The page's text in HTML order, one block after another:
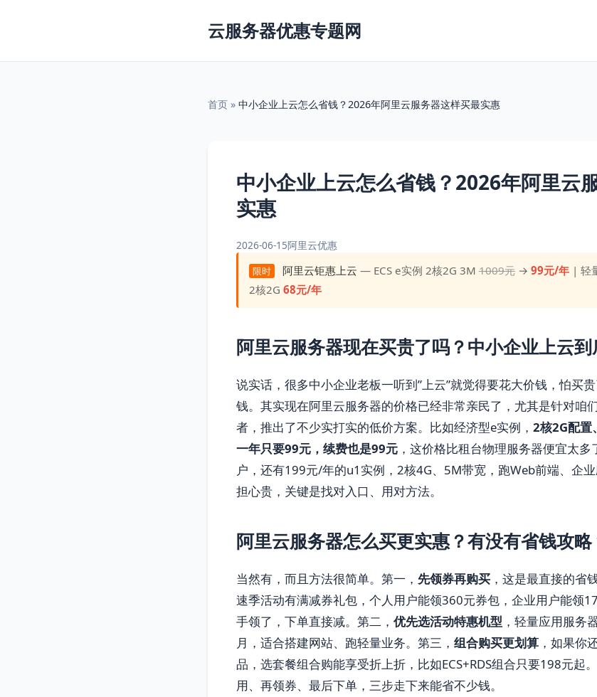
云服务器优惠专题网
首页 » 中小企业上云怎么省钱？2026年阿里云服务器这样买最实惠
中小企业上云怎么省钱？2026年阿里云
实惠
2026-06-15阿里云优惠
限时 阿里云钜惠上云 — ECS e实例 2核2G 3M 1009元→ 99元/年| 轻
2核2G68元/年
阿里云服务器现在买贵了吗？中小企业上云到
说实话，很多中小企业老板一听到”上云”就觉得要花大价钱，怕买
钱。其实现在阿里云服务器的价格已经非常亲民了，尤其是针对咱
者，推出了不少实打实的低价方案。比如经济型e实例， 2核2G配置
一年只要99元，续费也是99元 ，这价格比租台物理服务器便宜太
户，还有199元/年的u1实例，2核4G、5M带宽，跑Web前端、企
担心贵，关键是找对入口、用对方法。
阿里云服务器怎么买更实惠？有没有省钱攻略
当然有，而且方法很简单。第一， 先领券再购买 ，这是最直接的省
速季活动有满减券礼包，个人用户能领360元券包，企业用户能领
手领了，下单直接减。第二， 优先选活动特惠机型 ，轻量应用服务
月，适合搭建网站、跑轻量业务。第三， 组合购买更划算 ，如果你
品，选套餐组合购能享受折上折，比如ECS+RDS组合只要198元起
用、再领券、最后下单，三步走下来能省不少钱。